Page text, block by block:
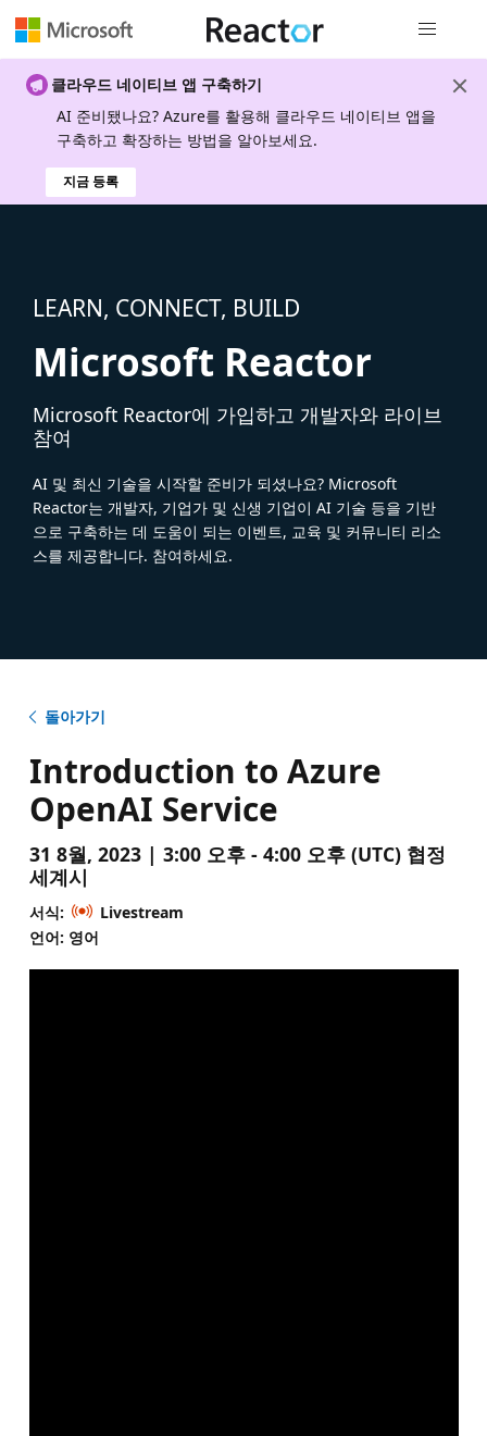
클라우드 네이티브 앱 구축하기
AI 준비됐나요? Azure를 활용해 클라우드 네이티브 앱을
구축하고 확장하는 방법을 알아보세요.
지금 등록
LEARN, CONNECT, BUILD
Microsoft Reactor
Microsoft Reactor에 가입하고 개발자와 라이브
참여
AI 및 최신 기술을 시작할 준비가 되셨나요? Microsoft
Reactor는 개발자, 기업가 및 신생 기업이 AI 기술 등을 기반
으로 구축하는 데 도움이 되는 이벤트, 교육 및 커뮤니티 리소
스를 제공합니다. 참여하세요.
돌아가기
Introduction to Azure
OpenAI Service
31 8월, 2023 | 3:00 오후 - 4:00 오후 (UTC) 협정
세계시
서식:
Livestream
언어: 영어